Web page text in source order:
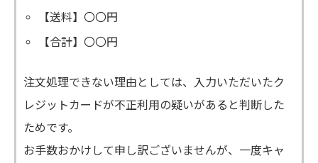
【送料】〇〇円
【合計】〇〇円
注文処理できない理由としては、入力いただいたク
レジットカードが不正利用の疑いがあると判断した
ためです。
お手数おかけして申し訳ございませんが、一度キャ